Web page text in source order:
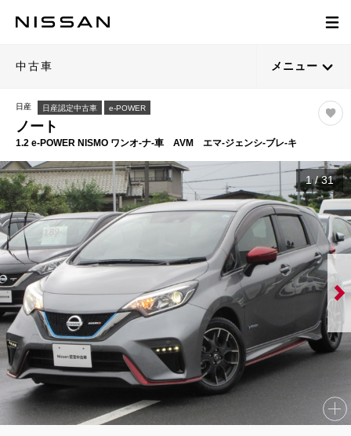
中古車 メニュー
日産 日産認定中古車 e-POWER
ノート
1.2 e-POWER NISMO ワンオ-ナ-車 AVM エマ-ジェンシ-ブレ-キ
1/31